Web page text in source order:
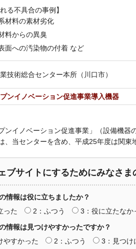
る不具合の事例】
材料の素材劣化
料からの異臭
面への汚染物の付着 など
技術総合センター本所（川口市）
ンイノベーション促進事業導入機器
ンイノベーション促進事業」（設備機器
、当センターを含め、平成25年度は関東
ブサイトにするためにみなさ
情報は役に立ちましたか？
った
2：ふつう
3：役に立たなか
情報は見つけやすかったですか？
やすかった
2：ふつう 3：見つけ